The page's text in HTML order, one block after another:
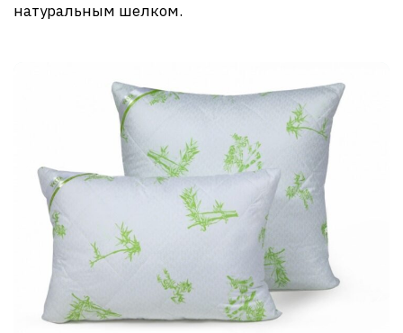
натуральным шелком.